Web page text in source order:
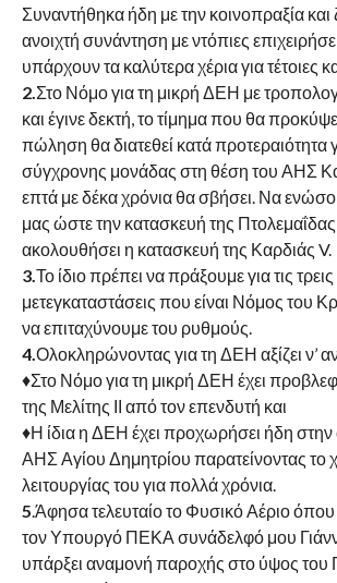
Συναντήθηκα ήδη με την κοινοπραξία
ανοιχτή συνάντηση με ντόπιες
υπάρχουν τα καλύτερα χέρια για τέτοιες
2.Στο Νόμο για τη μικρή ΔΕΗ με
και έγινε δεκτή, το τίμημα που θα
πώληση θα διατεθεί κατά προτεραιότητα
σύγχρονης μονάδας στη θέση του ΑΗΣ
επτά με δέκα χρόνια θα σβήσει. Να
μας ώστε την κατασκευή της Πτολεμαΐδας
ακολουθήσει η κατασκευή της Καρδιάς V.
3.Το ίδιο πρέπει να πράξουμε για τις τρεις
μετεγκαταστάσεις που είναι Νόμος του
να επιταχύνουμε του ρυθμούς.
4.Ολοκληρώνοντας για τη ΔΕΗ αξίζει ν’
♦Στο Νόμο για τη μικρή ΔΕΗ έχει
της Μελίτης ΙΙ από τον επενδυτή και
♦Η ίδια η ΔΕΗ έχει προχωρήσει ήδη
ΑΗΣ Αγίου Δημητρίου παρατείνοντας το
λειτουργίας του για πολλά χρόνια.
5.Άφησα τελευταίο το Φυσικό Αέριο
τον Υπουργό ΠΕΚΑ συνάδελφό μου
υπάρξει αναμονή παροχής στο ύψος του